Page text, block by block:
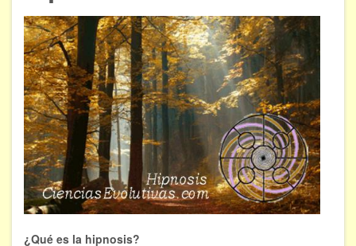
Bioenergía
Chamanismo
Flores de Bach
Hipnosis
Los cristales de cuarzo
Radiestesia
¿Qué es la hipnosis?